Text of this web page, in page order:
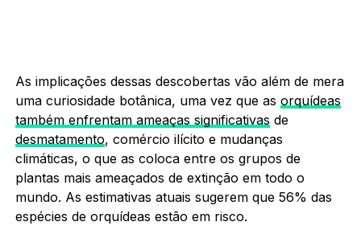
As implicações dessas descobertas vão além de mera
uma curiosidade botânica, uma vez que as orquídeas
também enfrentam ameaças significativas de
desmatamento, comércio ilícito e mudanças
climáticas, o que as coloca entre os grupos de
plantas mais ameaçados de extinção em todo o
mundo. As estimativas atuais sugerem que 56% das
espécies de orquídeas estão em risco.